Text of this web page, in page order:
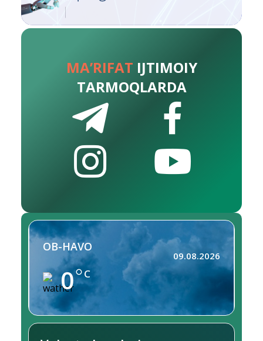
MA’RIFAT IJTIMOIY
TARMOQLARDA
OB-HAVO
0 C
09.08.2026